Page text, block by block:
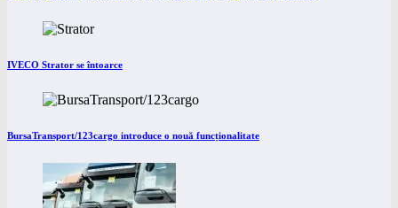
IVECO Strator se întoarce
BursaTransport/123cargo introduce o nouă funcționalitate